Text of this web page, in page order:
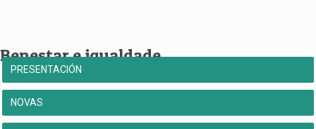
Benestar e igualdade
PRESENTACIÓN
NOVAS